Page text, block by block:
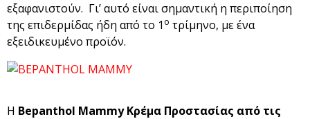
εξαφανιστούν. Γι’ αυτό είναι σημαντική η περιποίηση
της επιδερμίδας ήδη από το 1 ο τρίμηνο, με ένα
εξειδικευμένο προϊόν.
Η Bepanthol MammyΚρέμα Προστασίας από τις